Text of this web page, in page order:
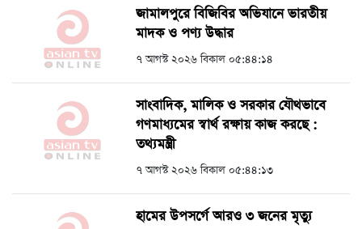
জামালপুরে বিজিবির অভিযানে ভারতীয়
মাদক ও পণ্য উদ্ধার
৭ আগস্ট ২০২৬ বিকাল ০৫:৪৪:১৪
সাংবাদিক, মালিক ও সরকার যৌথভাবে
গণমাধ্যমের স্বার্থ রক্ষায় কাজ করছে :
তথ্যমন্ত্রী
৭ আগস্ট ২০২৬ বিকাল ০৫:৪৪:১৩
হামের উপসর্গে আরও ৩ জনের মৃত্যু